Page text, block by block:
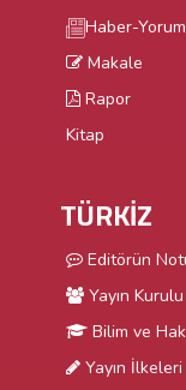
Haber-Yorum
Makale
Rapor
Kitap
TÜRKİZ
Editörün
Yayın Kurulu
Bilim ve
Yayın İlkeleri